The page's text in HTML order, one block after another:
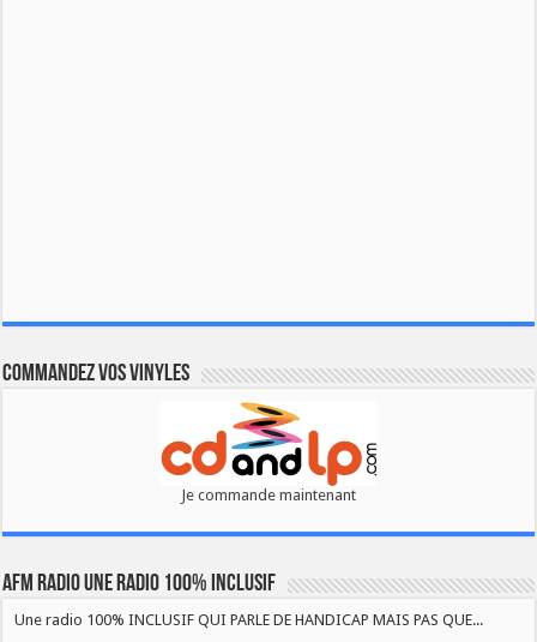
Commandez vos vinyles
Je commande maintenant
AFM RADIO UNE RADIO 100% INCLUSIF
Une radio 100% INCLUSIF QUI PARLE DE HANDICAP MAIS PAS QUE...